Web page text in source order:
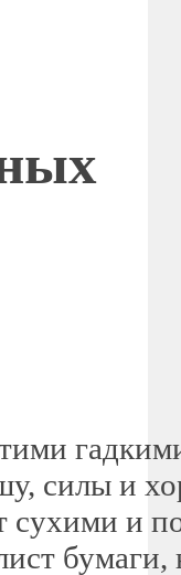
силы и
сухими и
бумаги,